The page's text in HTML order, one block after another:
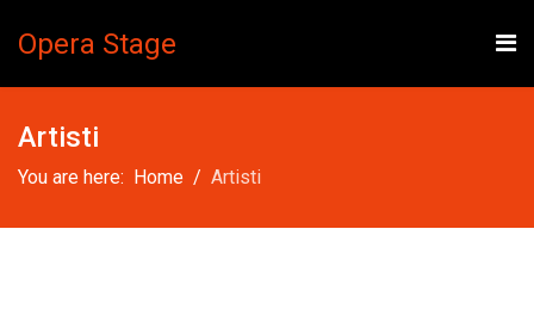
Opera Stage
Artisti
You are here: Home Artisti